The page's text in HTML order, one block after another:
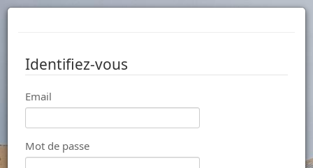
Identifiez-vous
Email
Mot de passe